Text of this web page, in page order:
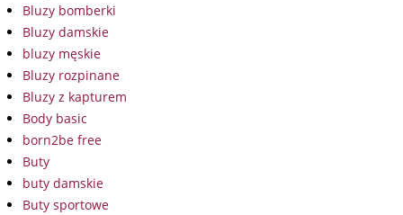
Bluzy bomberki
Bluzy damskie
bluzy męskie
Bluzy rozpinane
Bluzy z kapturem
Body basic
born2be free
Buty
buty damskie
Buty sportowe